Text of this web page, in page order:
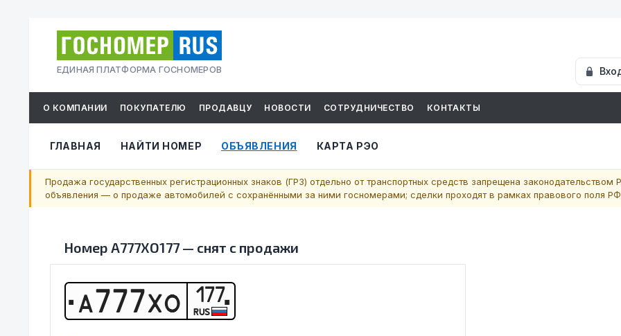
ЕДИНАЯ ПЛАТФОРМА ГОСНОМЕРОВ
О КОМПАНИИ ПОКУПАТЕЛЮ ПРОДАВЦУ НОВОСТИ СОТРУДНИЧЕСТВО КОНТАКТЫ
ГЛАВНАЯ НАЙТИ НОМЕР ОБЪЯВЛЕНИЯ КАРТА РЭО
Продажа государственных регистрационных знаков (ГРЗ) отдельно от транспортных средств запрещена
объявления — о продаже автомобилей с сохранёнными за ними госномерами; сделки проходят в рамках правового поля
Номер А777ХО177— снят с продажи
А777ХО 177
RUS